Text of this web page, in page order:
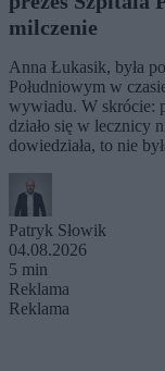
milczenie
Anna Łukasik, była
Południowym w
wywiadu. W skrócie:
działo się w lecznicy
dowiedziała, to nie
Patryk Słowik
04.08.2026
5 min
Reklama
Reklama